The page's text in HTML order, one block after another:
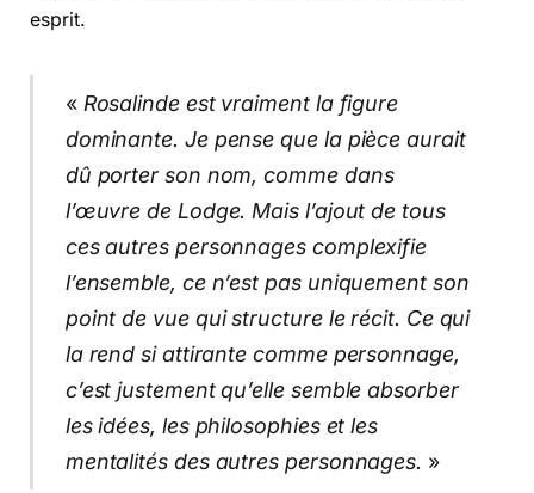
esprit.
« Rosalinde est vraiment la figure
dominante. Je pense que la pièce aurait
dû porter son nom, comme dans
l’œuvre de Lodge. Mais l’ajout de tous
ces autres personnages complexifie
l’ensemble, ce n’est pas uniquement son
point de vue qui structure le récit. Ce qui
la rend si attirante comme personnage,
c’est justement qu’elle semble absorber
les idées, les philosophies et les
mentalités des autres personnages. »